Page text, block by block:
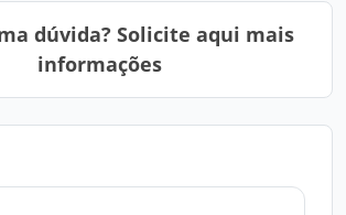
dúvida? Solicite aqui mais
informações